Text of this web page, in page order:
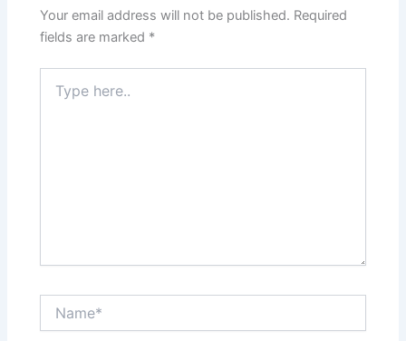
Your email address will not be published. Required
fields are marked *
here..